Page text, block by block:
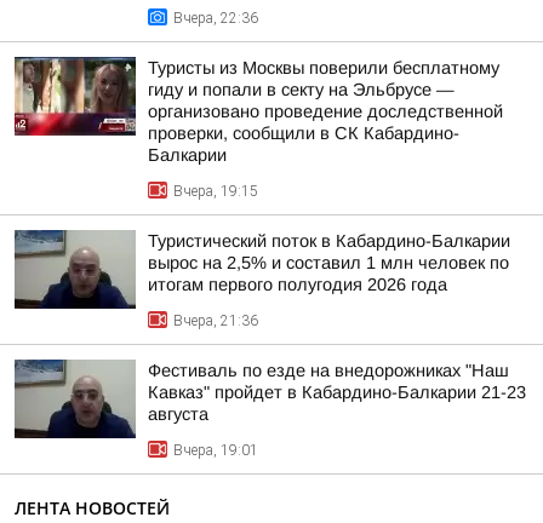
Вчера, 22:36
Туристы из Москвы поверили бесплатному
гиду и попали в секту на Эльбрусе —
организовано проведение доследственной
проверки, сообщили в СК Кабардино-
Балкарии
Вчера, 19:15
Туристический поток в Кабардино-Балкарии
вырос на 2,5% и составил 1 млн человек по
итогам первого полугодия 2026 года
Вчера, 21:36
Фестиваль по езде на внедорожниках "Наш
Кавказ" пройдет в Кабардино-Балкарии 21-23
августа
Вчера, 19:01
ЛЕНТА НОВОСТЕЙ